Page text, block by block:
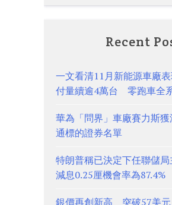
Recent
一文看清11月新能源車廠
付量續逾4萬台 零跑車全
華為「問界」車廠賽力斯
通標的證券名單
特朗普稱已決定下任聯儲
減息0.25厘機會率為87.4%
銀價再創新高 突破57美元